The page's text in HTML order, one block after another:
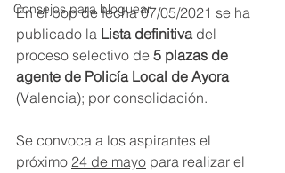
Consejos para bloguear
En el bop de fecha 07/05/2021 se ha
publicado la Lista definitiva del
proceso selectivo de 5 plazas de
agente de Policía Local de Ayora
(Valencia); por consolidación.
Se convoca a los aspirantes el
próximo 24 de mayo para realizar el